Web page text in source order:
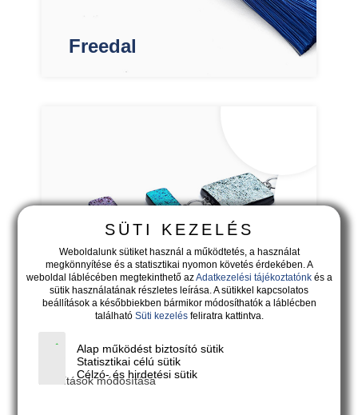
Freedal
Saltare
SÜTI KEZELÉS
Weboldalunk sütiket használ a működtetés, a használat
megkönnyítése és a statisztikai nyomon követés érdekében. A
weboldal láblécében megtekinthető azAdatkezelési tájékoztatónkés a
sütik használatának részletes leírása. A sütikkel kapcsolatos
beállítások a későbbiekben bármikor módosíthatók a láblécben
található Süti kezelésfeliratra kattintva.
Alap működést biztosító sütik
Statisztikai célú sütik
Célzó- és hirdetési sütik
Beállítások módosítása